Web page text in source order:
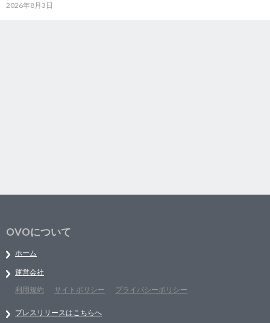
2026年8月3日
OVOについて
ホーム
運営会社
利用規約
サイトポリシー プライバシーポリシー
プレスリリースはこちらへ